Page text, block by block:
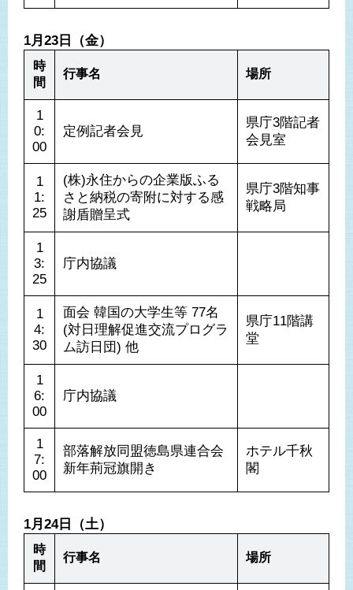
1月23日（金）
時
間
行事名 場所
1
0:
00
定例記者会見
県庁3階記者
会見室
1
1:
25
(株)永住からの企業版ふる
さと納税の寄附に対する感
謝盾贈呈式
県庁3階知事
戦略局
1
3:
25
庁内協議
1
4:
30
面会 韓国の大学生等 77名
(対日理解促進交流プログラ
ム訪日団) 他
県庁11階講
堂
1
6:
00
庁内協議
1
7:
00
部落解放同盟徳島県連合会
新年荊冠旗開き
ホテル千秋
閣
1月24日（土）
時
間
行事名 場所